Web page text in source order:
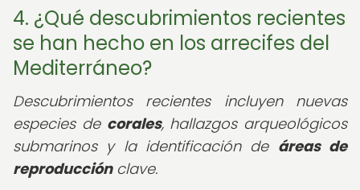
4. ¿Qué descubrimientos recientes
se han hecho en los arrecifes del
Mediterráneo?
Descubrimientos recientes incluyen nuevas
especies de corales, hallazgos arqueológicos
submarinos y la identificación de áreas de
reproducciónclave.